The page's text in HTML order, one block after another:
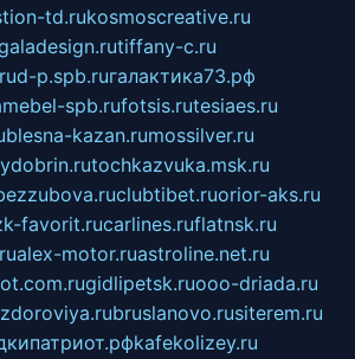
td.rukosmoscreative.ru
tiffany-c.ru
d-p.spb.ruгалактика73.рф
spb.rufotsis.rutesiaes.ru
blesna-kazan.rumossilver.ru
tochkazvuka.msk.ru
clubtibet.ruorior-aks.ru
favorit.rucarlines.ruflatnsk.ru
alex-motor.ruastroline.net.ru
gidlipetsk.ruooo-driada.ru
bruslanovo.rusiterem.ru
kafekolizey.ru